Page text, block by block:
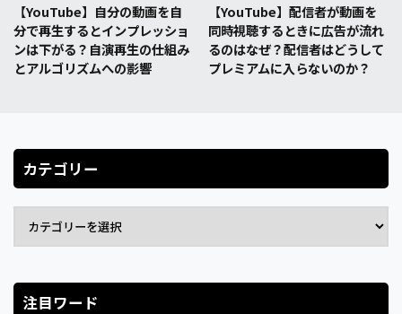
【YouTube】自分の動画を自
分で再生するとインプレッショ
ンは下がる？自演再生の仕組み
とアルゴリズムへの影響
【YouTube】配信者が動画を
同時視聴するときに広告が流れ
るのはなぜ？配信者はどうして
プレミアムに入らないのか？
カテゴリー
注目ワード